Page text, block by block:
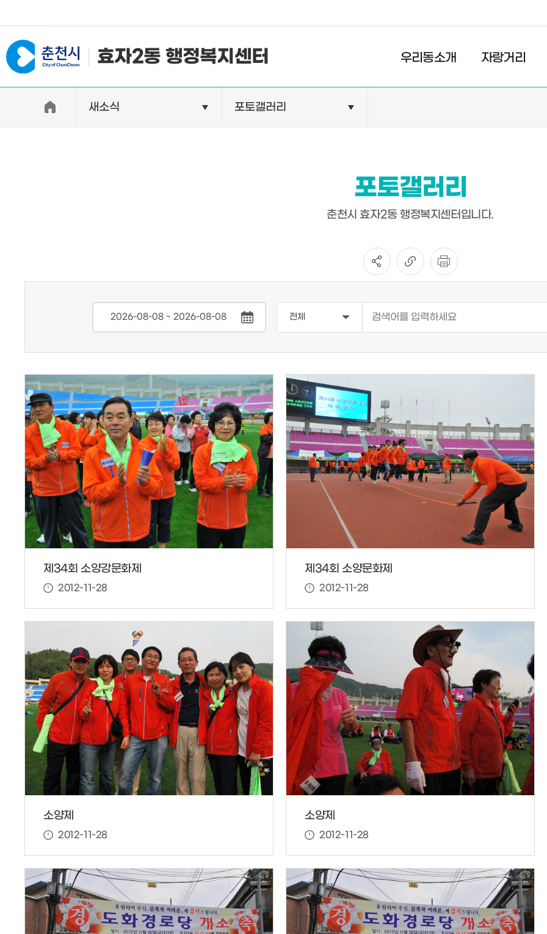
효자2동 행정복지센터 우리동소개
우리동소개
자랑거리
장애인 편의시설 설치 현황
의료기관
약국
#일자리지원센터 #물가정보
새소식 포토갤러리
포토갤러리
춘천시 효자2동 행정복지센터입니다.
제34회 소양강문화제
2012-11-28
제34회 소양문화제
2012-11-28
소양제
2012-11-28
소양제
2012-11-28